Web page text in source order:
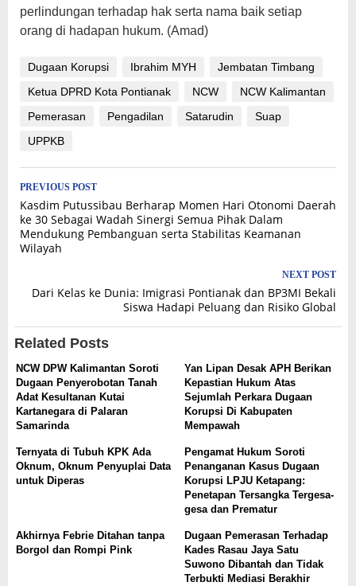
perlindungan terhadap hak serta nama baik setiap
orang di hadapan hukum. (Amad)
Dugaan Korupsi Ibrahim MYH
Jembatan Timbang
Ketua DPRD Kota Pontianak
NCW
NCW Kalimantan
Pemerasan
Pengadilan Satarudin
Suap
UPPKB
Post
navigation
PREVIOUS POST
Kasdim Putussibau Berharap Momen Hari Otonomi Daerah
ke 30 Sebagai Wadah Sinergi Semua Pihak Dalam
Mendukung Pembanguan serta Stabilitas Keamanan
Wilayah
NEXT POST
Dari Kelas ke Dunia: Imigrasi Pontianak dan BP3MI Bekali
Siswa Hadapi Peluang dan Risiko Global
Related Posts
NCW DPW Kalimantan Soroti
Dugaan Penyerobotan Tanah
Adat Kesultanan Kutai
Kartanegara di Palaran
Samarinda
Yan Lipan Desak APH Berikan
Kepastian Hukum Atas
Sejumlah Perkara Dugaan
Korupsi Di Kabupaten
Mempawah
Ternyata di Tubuh KPK Ada
Oknum, Oknum Penyuplai Data
untuk Diperas
Pengamat Hukum Soroti
Penanganan Kasus Dugaan
Korupsi LPJU Ketapang:
Penetapan Tersangka Tergesa-
gesa dan Prematur
Akhirnya Febrie Ditahan tanpa
Borgol dan Rompi Pink
Dugaan Pemerasan Terhadap
Kades Rasau Jaya Satu
Suwono Dibantah dan Tidak
Terbukti Mediasi Berakhir